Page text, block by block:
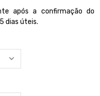
após a confirmação do
dias úteis.